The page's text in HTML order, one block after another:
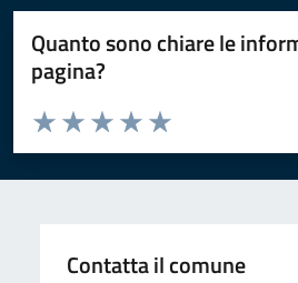
Quanto sono chiare le
pagina?
Valuta da 1 a 5 stelle la pagina
Valuta 5 stelle su 5
Valuta 4 stelle su 5
Valuta 3 stelle su 5
Valuta 2 stelle su 5
Valuta 1 stelle su 5
Contatta il comune